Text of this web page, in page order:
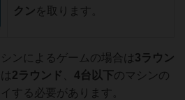
クン を取ります。
ンによるゲームの場合は 3ラウン
2ラウンド 4台以下のマシンの
する必要があります。